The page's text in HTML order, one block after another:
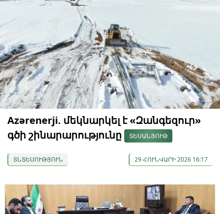
Azərenerji. մեկնարկել է «Զանգեզուր»
գծի շինարարությունը
ՏԵՍԱՆՅՈՒԹ
ՏՆՏԵՍՈՒԹՅՈՒՆ 29 ՀՈՒՆՎԱՐԻ 2026 16:17